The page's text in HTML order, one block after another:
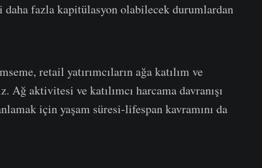
fazla kapitülasyon olabilecek durumlardan
retail yatırımcıların ağa katılım ve
Ağ aktivitesi ve katılımcı harcama davranışı
için yaşam süresi-lifespan kavramını da